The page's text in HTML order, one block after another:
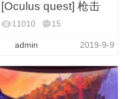
[Oculus quest] 枪击
11010
15
admin 2019-9-9